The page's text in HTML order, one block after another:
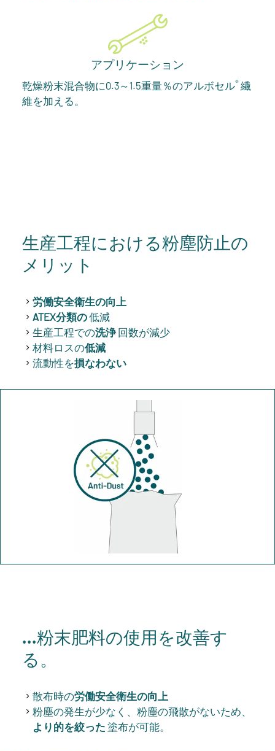
アプリケーション
乾燥粉末混合物に0.3～1.5重量％のアルボセル® 繊
維を加える。
生産工程における粉塵防止の
メリット
労働安全衛生の向上
ATEX分類の低減
生産工程での洗浄回数が減少
材料ロスの低減
流動性を損なわない
...粉末肥料の使用を改善す
る。
散布時の労働安全衛生の向上
粉塵の発生が少なく、粉塵の飛散がないため、
より的を絞った 塗布が可能。